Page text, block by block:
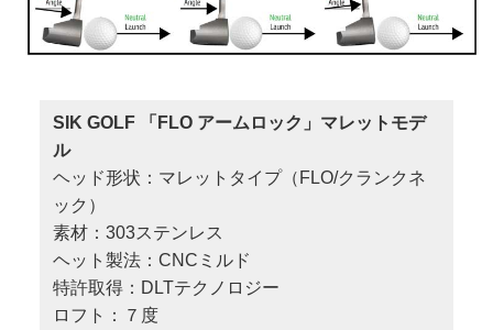
SIK GOLF 「FLO アームロック」マレットモデ
ル
ヘッド形状：マレットタイプ（FLO/クランクネ
ック）
素材：303ステンレス
ヘット製法：CNCミルド
特許取得：DLTテクノロジー
ロフト：７度